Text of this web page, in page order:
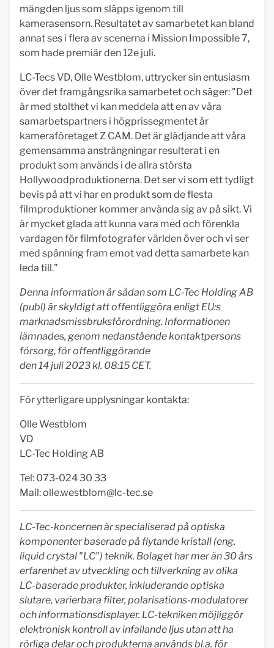
mängden ljus som släpps igenom till
kamerasensorn. Resultatet av samarbetet kan bland
annat ses i flera av scenerna i Mission Impossible 7,
som hade premiär den 12e juli.
LC-Tecs VD, Olle Westblom, uttrycker sin entusiasm
över det framgångsrika samarbetet och säger: "Det
är med stolthet vi kan meddela att en av våra
samarbetspartners i högprissegmentet är
kameraföretaget Z CAM. Det är glädjande att våra
gemensamma ansträngningar resulterat i en
produkt som används i de allra största
Hollywoodproduktionerna. Det ser vi som ett tydligt
bevis på att vi har en produkt som de flesta
filmproduktioner kommer använda sig av på sikt. Vi
är mycket glada att kunna vara med och förenkla
vardagen för filmfotografer världen över och vi ser
med spänning fram emot vad detta samarbete kan
leda till."
Denna information är sådan som LC-Tec Holding AB
(publ) är skyldigt att offentliggöra enligt EU:s
marknadsmissbruksförordning. Informationen
lämnades, genom nedanstående kontaktpersons
försorg, för offentliggörande
den 14 juli 2023 kl. 08:15 CET.
För ytterligare upplysningar kontakta:
Olle Westblom
VD
LC-Tec Holding AB
Tel: 073-024 30 33
Mail:olle.westblom@lc-tec.se
LC-Tec-koncernen är specialiserad på optiska
komponenter baserade på flytande kristall (eng.
liquid crystal "LC") teknik. Bolaget har mer än 30 års
erfarenhet av utveckling och tillverkning av olika
LC-baserade produkter, inkluderande optiska
slutare, varierbara filter, polarisations-modulatorer
och informationsdisplayer. LC-tekniken möjliggör
elektronisk kontroll av infallande ljus utan att ha
rörliga delar och produkterna används bl.a. för